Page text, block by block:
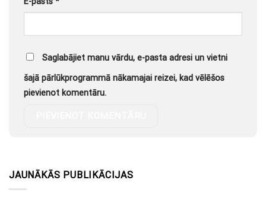
Saglabājiet manu vārdu, e-pasta adresi un vietni
šajā pārlūkprogrammā nākamajai reizei, kad vēlēšos
pievienot komentāru.
JAUNĀKĀS PUBLIKĀCIJAS